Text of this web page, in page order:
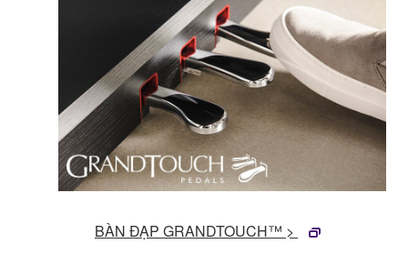
BÀN ĐẠP GRANDTOUCH™ >